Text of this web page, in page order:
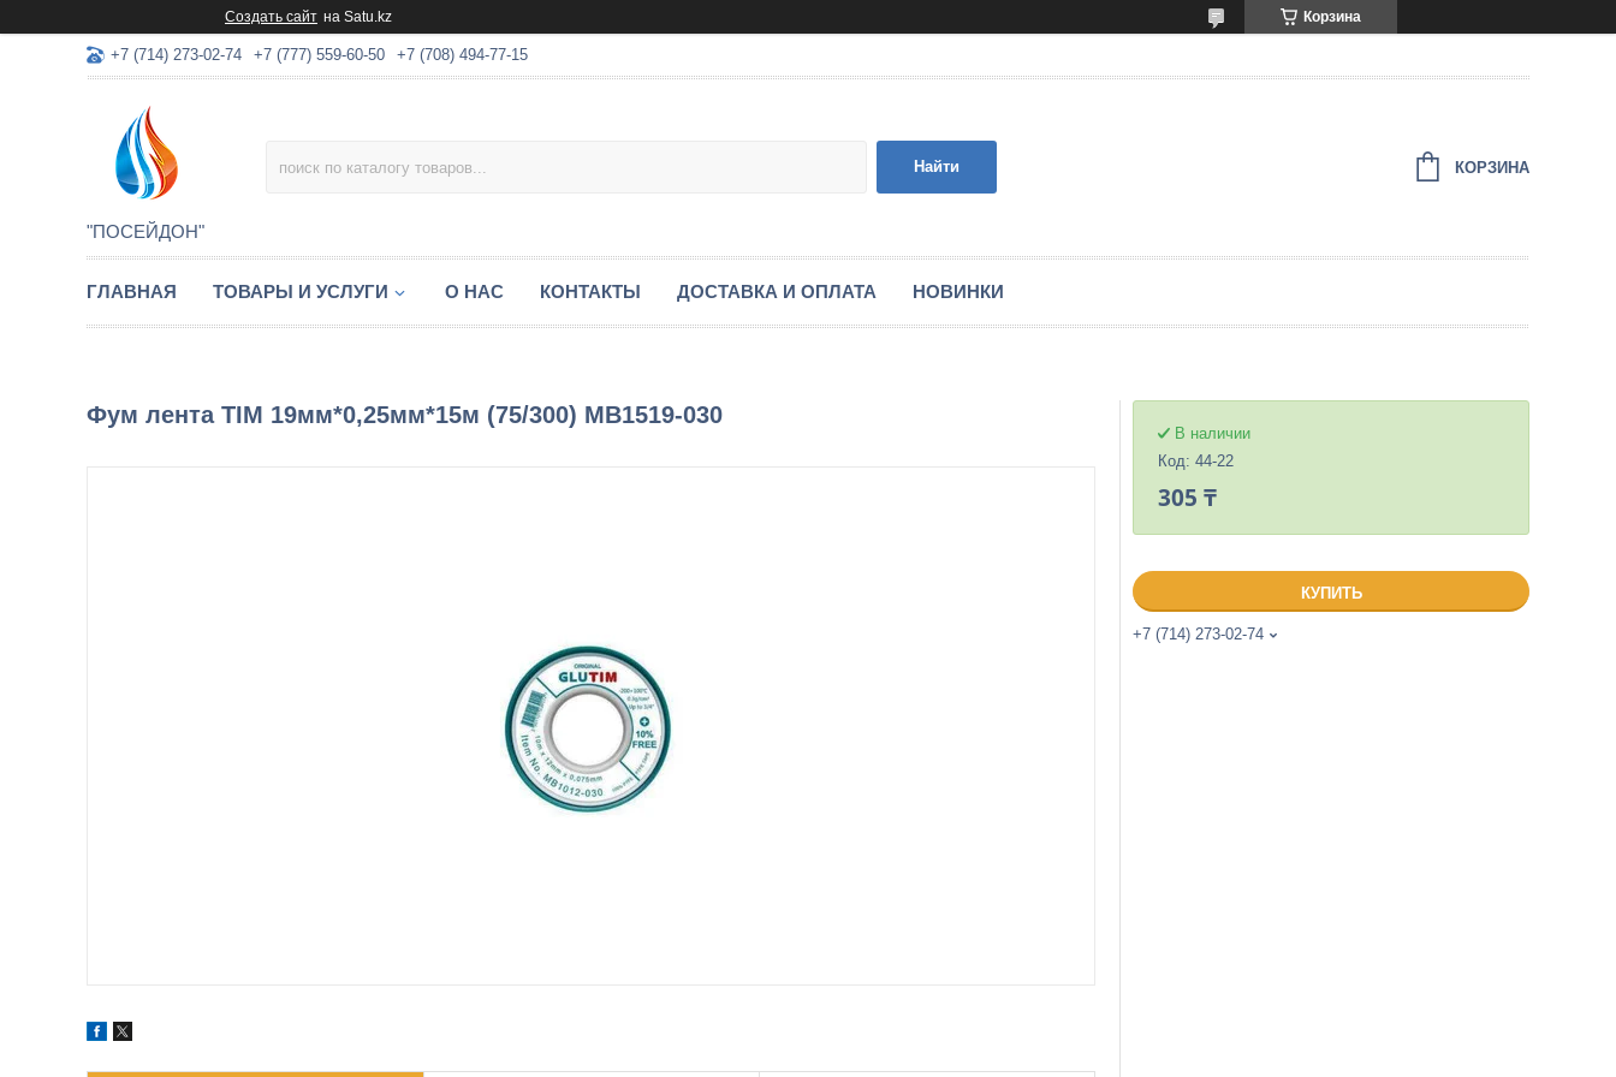
Создать сайт на Satu.kz Корзина
+7 (714) 273-02-74 +7 (777) 559-60-50 +7 (708) 494-77-15
"ПОСЕЙДОН"
Найти КОРЗИНА
ГЛАВНАЯ ТОВАРЫ И УСЛУГИ О НАС КОНТАКТЫ ДОСТАВКА И ОПЛАТА НОВИНКИ
Фум лента TIM 19мм*0,25мм*15м (75/300) MB1519-030
В наличии
Код: 44-22
305 ₸
КУПИТЬ
+7 (714) 273-02-74